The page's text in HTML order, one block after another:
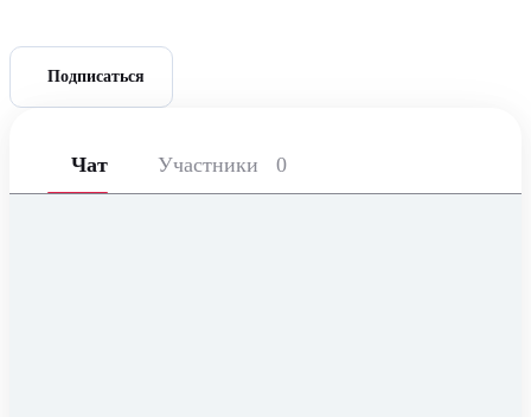
Подписаться
Чат Участники 0